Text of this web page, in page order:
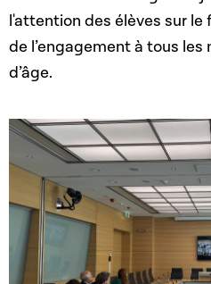
l'attention des élèves sur
de l’engagement à tous les
d’âge.